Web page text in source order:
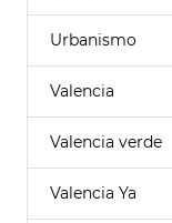
Urbanismo
Valencia
Valencia verde
Valencia Ya